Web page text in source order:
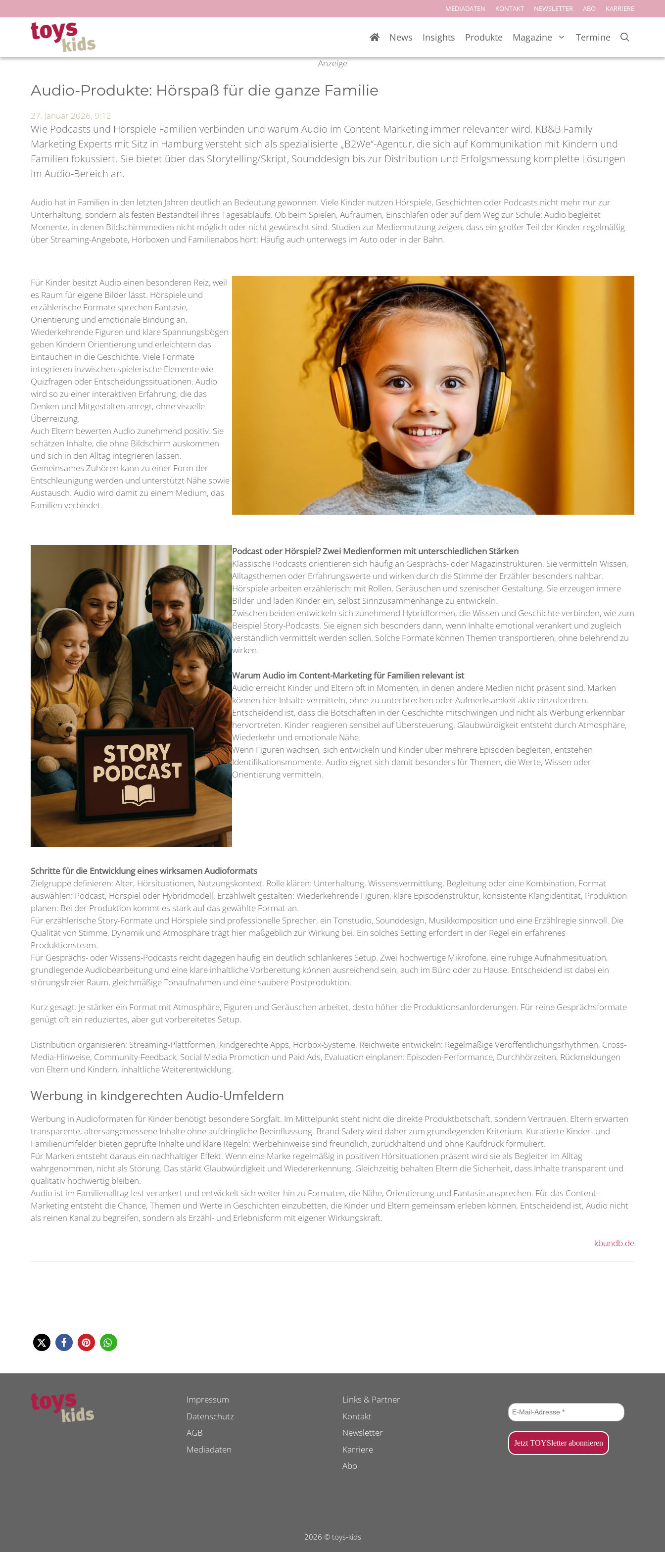
Inhalt
springen
MEDIADATEN KONTAKT NEWSLETTER ABO KARRIERE
News Insights Produkte Magazine Termine
Anzeige
Audio-Produkte: Hörspaß für die ganze Familie
27. Januar 2026, 9:12
Wie Podcasts und Hörspiele Familien verbinden und warum Audio im Content-Marketing immer relevanter wird. KB&B Family
Marketing Experts mit Sitz in Hamburg versteht sich als spezialisierte „B2We“-Agentur, die sich auf Kommunikation mit Kindern und
Familien fokussiert. Sie bietet über das Storytelling/Skript, Sounddesign bis zur Distribution und Erfolgsmessung komplette Lösungen
im Audio-Bereich an.
Audio hat in Familien in den letzten Jahren deutlich an Bedeutung gewonnen. Viele Kinder nutzen Hörspiele, Geschichten oder Podcasts nicht mehr nur zur
Unterhaltung, sondern als festen Bestandteil ihres Tagesablaufs. Ob beim Spielen, Aufräumen, Einschlafen oder auf dem Weg zur Schule: Audio begleitet
Momente, in denen Bildschirmmedien nicht möglich oder nicht gewünscht sind. Studien zur Mediennutzung zeigen, dass ein großer Teil der Kinder regelmäßig
über Streaming-Angebote, Hörboxen und Familienabos hört: Häufig auch unterwegs im Auto oder in der Bahn.
Für Kinder besitzt Audio einen besonderen Reiz, weil
es Raum für eigene Bilder lässt. Hörspiele und
erzählerische Formate sprechen Fantasie,
Orientierung und emotionale Bindung an.
Wiederkehrende Figuren und klare Spannungsbögen
geben Kindern Orientierung und erleichtern das
Eintauchen in die Geschichte. Viele Formate
integrieren inzwischen spielerische Elemente wie
Quizfragen oder Entscheidungssituationen. Audio
wird so zu einer interaktiven Erfahrung, die das
Denken und Mitgestalten anregt, ohne visuelle
Überreizung.
Auch Eltern bewerten Audio zunehmend positiv. Sie
schätzen Inhalte, die ohne Bildschirm auskommen
und sich in den Alltag integrieren lassen.
Gemeinsames Zuhören kann zu einer Form der
Entschleunigung werden und unterstützt Nähe sowie
Austausch. Audio wird damit zu einem Medium, das
Familien verbindet.
Podcast oder Hörspiel? Zwei Medienformen mit unterschiedlichen Stärken
Klassische Podcasts orientieren sich häufig an Gesprächs- oder Magazinstrukturen. Sie vermitteln Wissen,
Alltagsthemen oder Erfahrungswerte und wirken durch die Stimme der Erzähler besonders nahbar.
Hörspiele arbeiten erzählerisch: mit Rollen, Geräuschen und szenischer Gestaltung. Sie erzeugen innere
Bilder und laden Kinder ein, selbst Sinnzusammenhänge zu entwickeln.
Zwischen beiden entwickeln sich zunehmend Hybridformen, die Wissen und Geschichte verbinden, wie zum
Beispiel Story-Podcasts. Sie eignen sich besonders dann, wenn Inhalte emotional verankert und zugleich
verständlich vermittelt werden sollen. Solche Formate können Themen transportieren, ohne belehrend zu
wirken.
Warum Audio im Content-Marketing für Familien relevant ist
Audio erreicht Kinder und Eltern oft in Momenten, in denen andere Medien nicht präsent sind. Marken
können hier Inhalte vermitteln, ohne zu unterbrechen oder Aufmerksamkeit aktiv einzufordern.
Entscheidend ist, dass die Botschaften in der Geschichte mitschwingen und nicht als Werbung erkennbar
hervortreten. Kinder reagieren sensibel auf Übersteuerung. Glaubwürdigkeit entsteht durch Atmosphäre,
Wiederkehr und emotionale Nähe.
Wenn Figuren wachsen, sich entwickeln und Kinder über mehrere Episoden begleiten, entstehen
Identifikationsmomente. Audio eignet sich damit besonders für Themen, die Werte, Wissen oder
Orientierung vermitteln.
Schritte für die Entwicklung eines wirksamen Audioformats
Zielgruppe definieren: Alter, Hörsituationen, Nutzungskontext, Rolle klären: Unterhaltung, Wissensvermittlung, Begleitung oder eine Kombination, Format
auswählen: Podcast, Hörspiel oder Hybridmodell, Erzählwelt gestalten: Wiederkehrende Figuren, klare Episodenstruktur, konsistente Klangidentität, Produktion
planen: Bei der Produktion kommt es stark auf das gewählte Format an.
Für erzählerische Story-Formate und Hörspiele sind professionelle Sprecher, ein Tonstudio, Sounddesign, Musikkomposition und eine Erzählregie sinnvoll. Die
Qualität von Stimme, Dynamik und Atmosphäre trägt hier maßgeblich zur Wirkung bei. Ein solches Setting erfordert in der Regel ein erfahrenes
Produktionsteam.
Für Gesprächs- oder Wissens-Podcasts reicht dagegen häufig ein deutlich schlankeres Setup. Zwei hochwertige Mikrofone, eine ruhige Aufnahmesituation,
grundlegende Audiobearbeitung und eine klare inhaltliche Vorbereitung können ausreichend sein, auch im Büro oder zu Hause. Entscheidend ist dabei ein
störungsfreier Raum, gleichmäßige Tonaufnahmen und eine saubere Postproduktion.
Kurz gesagt: Je stärker ein Format mit Atmosphäre, Figuren und Geräuschen arbeitet, desto höher die Produktionsanforderungen. Für reine Gesprächsformate
genügt oft ein reduziertes, aber gut vorbereitetes Setup.
Distribution organisieren: Streaming-Plattformen, kindgerechte Apps, Hörbox-Systeme, Reichweite entwickeln: Regelmäßige Veröffentlichungsrhythmen, Cross-
Media-Hinweise, Community-Feedback, Social Media Promotion und Paid Ads, Evaluation einplanen: Episoden-Performance, Durchhörzeiten, Rückmeldungen
von Eltern und Kindern, inhaltliche Weiterentwicklung.
Werbung in kindgerechten Audio-Umfeldern
Werbung in Audioformaten für Kinder benötigt besondere Sorgfalt. Im Mittelpunkt steht nicht die direkte Produktbotschaft, sondern Vertrauen. Eltern erwarten
transparente, altersangemessene Inhalte ohne aufdringliche Beeinflussung. Brand Safety wird daher zum grundlegenden Kriterium. Kuratierte Kinder- und
Familienumfelder bieten geprüfte Inhalte und klare Regeln: Werbehinweise sind freundlich, zurückhaltend und ohne Kaufdruck formuliert.
Für Marken entsteht daraus ein nachhaltiger Effekt. Wenn eine Marke regelmäßig in positiven Hörsituationen präsent wird sie als Begleiter im Alltag
wahrgenommen, nicht als Störung. Das stärkt Glaubwürdigkeit und Wiedererkennung. Gleichzeitig behalten Eltern die Sicherheit, dass Inhalte transparent und
qualitativ hochwertig bleiben.
Audio ist im Familienalltag fest verankert und entwickelt sich weiter hin zu Formaten, die Nähe, Orientierung und Fantasie ansprechen. Für das Content-
Marketing entsteht die Chance, Themen und Werte in Geschichten einzubetten, die Kinder und Eltern gemeinsam erleben können. Entscheidend ist, Audio nicht
als reinen Kanal zu begreifen, sondern als Erzähl- und Erlebnisform mit eigener Wirkungskraft.
kbundb.de
Impressum
Datenschutz
AGB
Mediadaten
Links & Partner
Kontakt
Newsletter
Karriere
Abo
2026 © toys-kids